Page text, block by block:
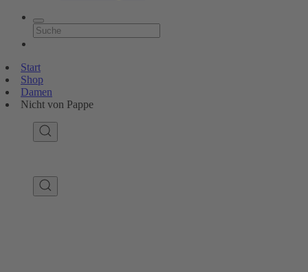
Start
Shop
Damen
Nicht von Pappe